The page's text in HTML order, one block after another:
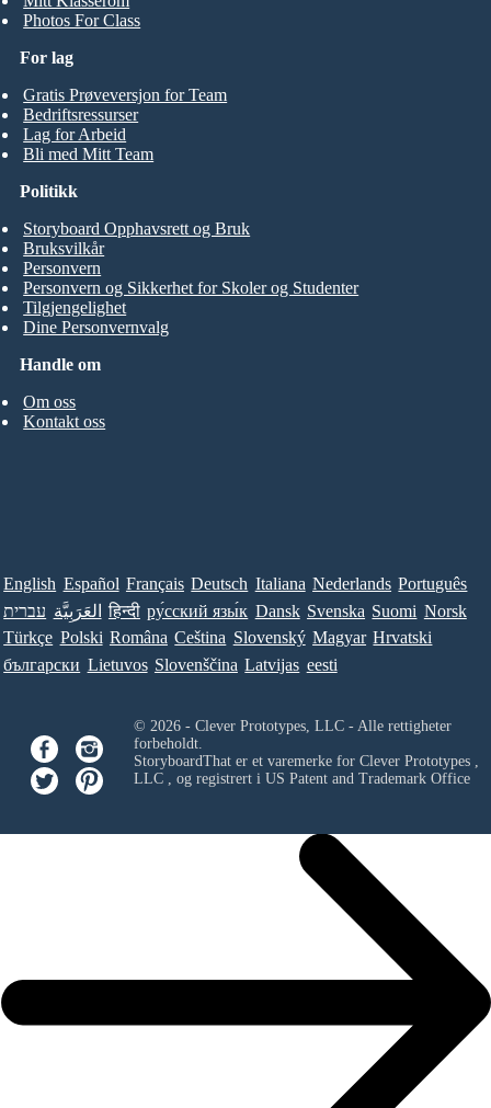
Photos For Class
For lag
Gratis Prøveversjon for Team
Bedriftsressurser
Lag for Arbeid
Bli med Mitt Team
Handle om
Om oss
Kontakt oss
Politikk
Storyboard Opphavsrett og Bruk
Bruksvilkår
Personvern
Personvern og Sikkerhet for Skoler og Studenter
Tilgjengelighet
Dine Personvernvalg
English Español Français Deutsch Italiana Nederlands Português
עברית العَرَبِيَّة हिन्दी ру́сский язы́к Dansk Svenska Suomi Norsk
Türkçe Polski Româna Ceština Slovenský Magyar Hrvatski
български Lietuvos Slovenščina Latvijas eesti
© 2026 - Clever Prototypes, LLC - Alle rettigheter
forbeholdt.
StoryboardThat er et varemerke for Clever Prototypes ,
LLC, og registrert i US Patent and Trademark Office